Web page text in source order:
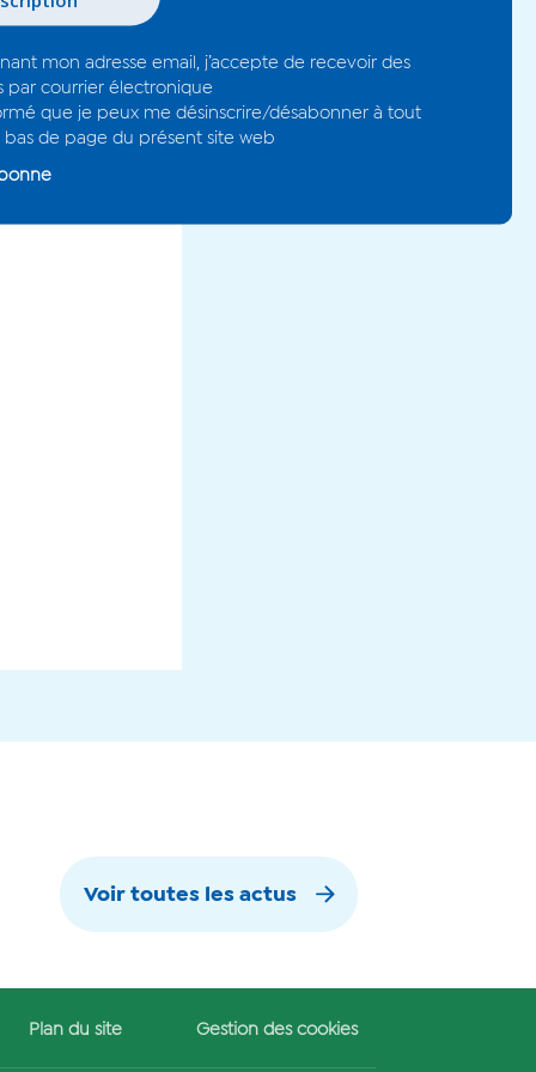
Voir toutes les actus
mon adresse email, j’accepte de recevoir des
par courrier électronique
que je peux me désinscrire/désabonner à tout
de page du présent site web
Plan du site Gestion des cookies